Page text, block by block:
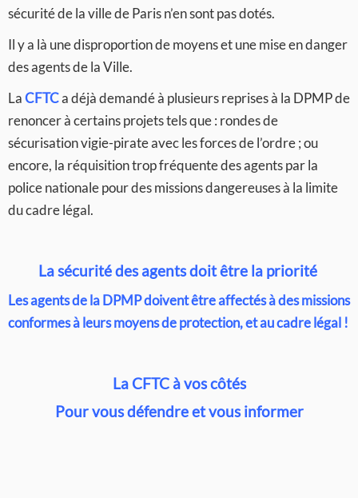
sécurité de la ville de Paris n’en sont pas dotés.
Il y a là une disproportion de moyens et une mise en danger
des agents de la Ville.
LaCFTCa déjà demandé à plusieurs reprises à la DPMP de
renoncer à certains projets tels que : rondes de
sécurisation vigie-pirate avec les forces de l’ordre ; ou
encore, la réquisition trop fréquente des agents par la
police nationale pour des missions dangereuses à la limite
du cadre légal.
La sécurité des agents doit être la priorité
Les agents de la DPMP doivent être affectés à des missions
conformes à leurs moyens de protection, et au cadre légal !
La CFTC à vos côtés
Pour vous défendre et vous informer